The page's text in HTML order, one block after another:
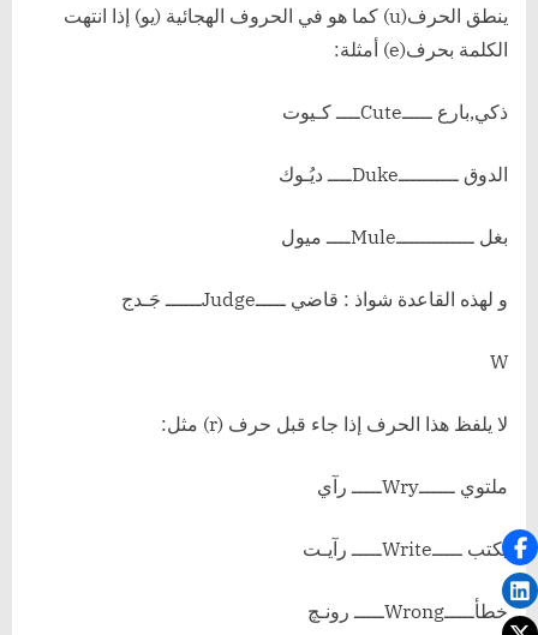
ينطق الحرف(u) كما هو في الحروف الهجائية (يو) إذا انتهت
الكلمة بحرف(e) أمثلة:
ذكي,بارع ـــــCuteــــ كـيوت
الدوق ــــــــــDukeــــ ديُـوك
بغل ـــــــــــــMuleــــ ميول
و لهذه القاعدة شواذ : قاضي ـــــJudgeــــــ جَـدج
W
لا يلفظ هذا الحرف إذا جاء قبل حرف (r) مثل:
ملتوي ــــــWryـــــ رآي
يكتب ـــــWriteـــــ رآيـت
خطأـــــWrongـــــ رونـﭻ